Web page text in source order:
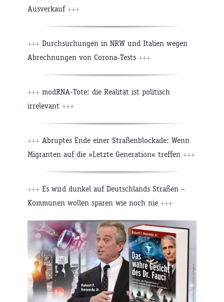
Ausverkauf +++
+++ Durchsuchungen in NRW und Italien wegen
Abrechnungen von Corona-Tests +++
+++ modRNA-Tote: die Realität ist politisch
irrelevant +++
+++ Abruptes Ende einer Straßenblockade: Wenn
Migranten auf die »Letzte Generation« treffen +++
+++ Es wird dunkel auf Deutschlands Straßen –
Kommunen wollen sparen wie noch nie +++